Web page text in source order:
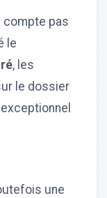
compte pas
le
, les
le dossier
une